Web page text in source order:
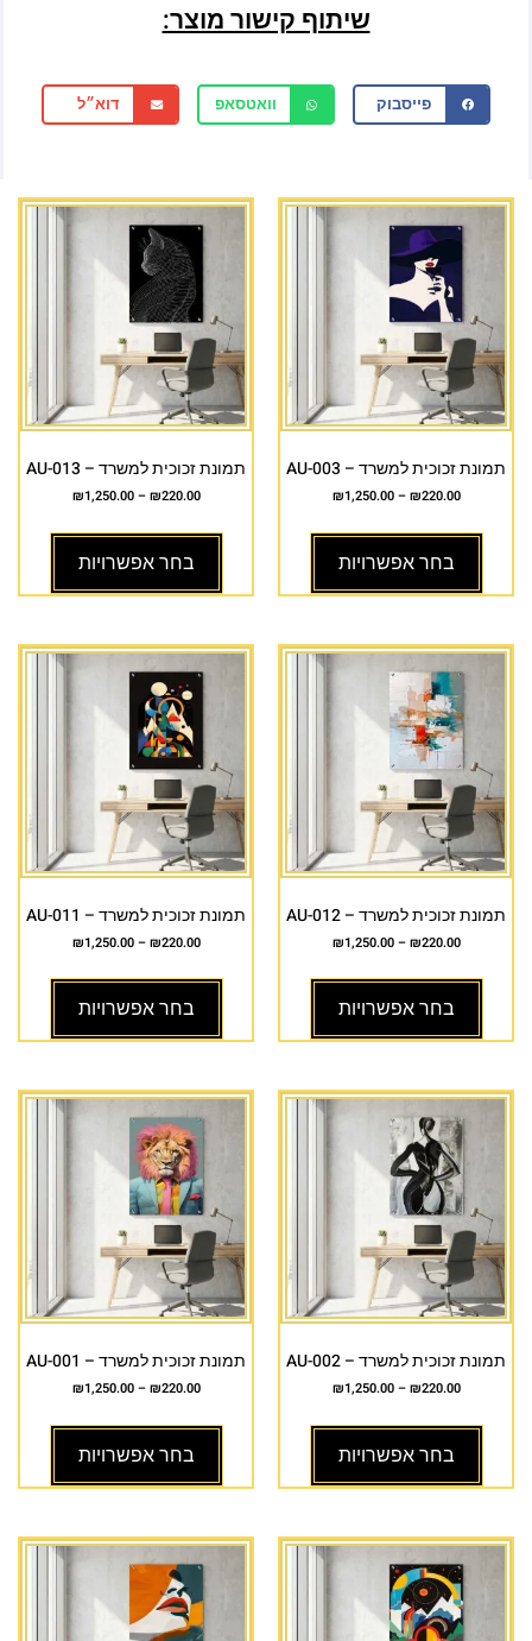
שיתוף קישור מוצר:
פייסבוק וואטסאפ דוא״ל
תמונת זכוכית למשרד – AU-003
₪220.00
–
₪1,250.00
בחר אפשרויות
תמונת זכוכית למשרד – AU-013
₪220.00
–
₪1,250.00
בחר אפשרויות
תמונת זכוכית למשרד – AU-012
₪220.00
–
₪1,250.00
בחר אפשרויות
תמונת זכוכית למשרד – AU-011
₪220.00
–
₪1,250.00
בחר אפשרויות
תמונת זכוכית למשרד – AU-002
₪220.00
–
₪1,250.00
בחר אפשרויות
תמונת זכוכית למשרד – AU-001
₪220.00
–
₪1,250.00
בחר אפשרויות